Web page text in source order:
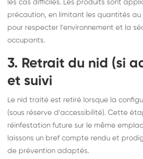
les cas difficiles. Les produits sont
précaution, en limitant les quantités au
pour respecter l'environnement et la
occupants.
3. Retrait du nid (si
et suivi
Le nid traité est retiré lorsque la
(sous réserve d'accessibilité). Cette
réinfestation future sur le même
laissons un bref compte rendu et
de prévention adaptés.